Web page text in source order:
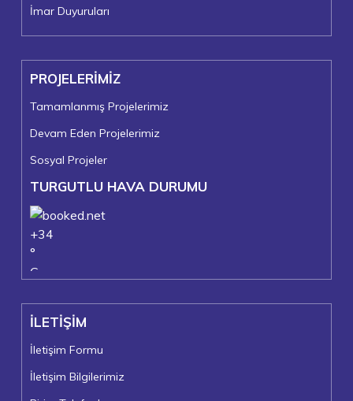
İmar Duyuruları
PROJELERİMİZ
Tamamlanmış Projelerimiz
Devam Eden Projelerimiz
Sosyal Projeler
TURGUTLU HAVA DURUMU
+34
°
C
+21°
Turgutlu
Cuma, 07
İLETİŞİM
İletişim Formu
İletişim Bilgilerimiz